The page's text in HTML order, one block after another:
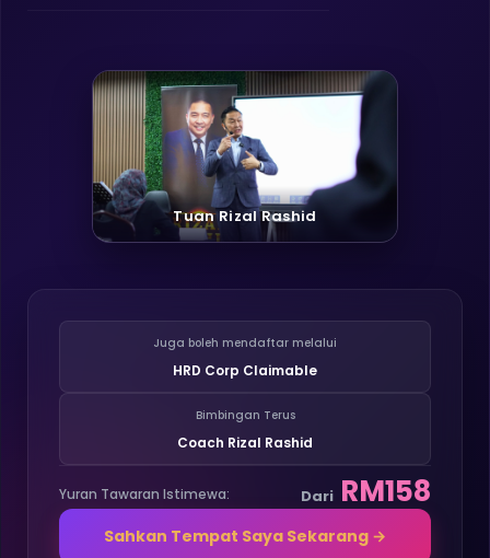
Tuan Rizal Rashid
Juga boleh mendaftar melalui
HRD Corp Claimable
Bimbingan Terus
Coach Rizal Rashid
Yuran Tawaran Istimewa: Dari RM158
Sahkan Tempat Saya Sekarang →